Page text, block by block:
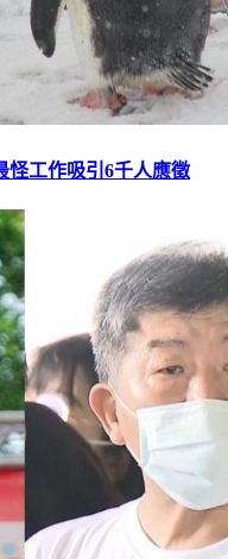
工作吸引6千人應徵